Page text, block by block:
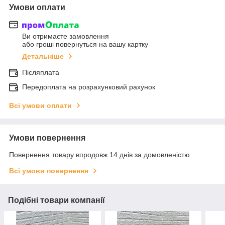
Умови оплати
Ви отримаєте замовлення
або гроші повернуться на вашу картку
Детальніше
Післяплата
Передоплата на розрахунковий рахунок
Всі умови оплати
Умови повернення
Повернення товару впродовж 14 днів за домовленістю
Всі умови повернення
Подібні товари компанії